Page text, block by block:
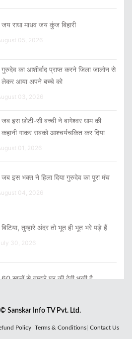
जय राधा माधव जय कुंज बिहारी
05, 2026
गुरुदेव का आशीर्वाद प्राप्त करने जिला जालोन से
लेकर आया अपने बच्चे को
03, 2026
जब इस छोटी-सी बच्ची ने बागेश्वर धाम की
कहानी गाकर सबको आश्चर्यचकित कर दिया
01, 2026
जब इस भक्त ने हिला दिया गुरुदेव का पूरा मंच
04, 2026
बिटिया, तुम्हारे अंदर तो भूत ही भूत भरे पड़े हैं
30, 2026
60 सालों से तुम्हारे घर की देवी भूखी है
या तो इधर के रहो या उधर के
Sanskar Info TV Pvt. Ltd.
Policy| Terms & Conditions| Contact Us